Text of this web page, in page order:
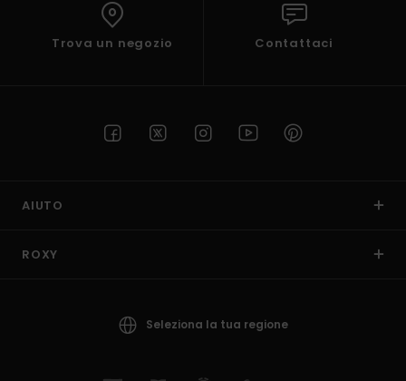
Trova un negozio Contattaci
AIUTO
ROXY
Seleziona la tua regione